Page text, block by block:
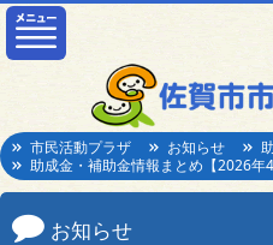
市民活動プラザ お知らせ
助成金・補助金情報まとめ【2026年4
お知らせ